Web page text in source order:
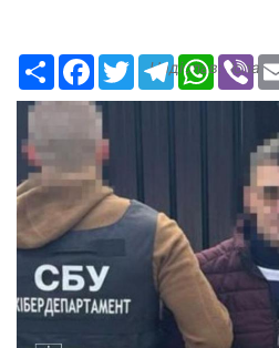
РесурсFacebook
TwitterTelegram
Надіслав:ilona ,